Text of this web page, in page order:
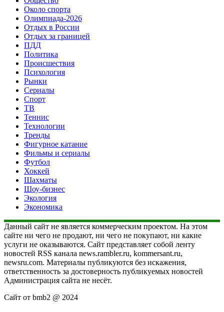
Около спорта
Олимпиада-2026
Отдых в России
Отдых за границей
ПДД
Политика
Происшествия
Психология
Рынки
Сериалы
Спорт
ТВ
Теннис
Технологии
Тренды
Фигурное катание
Фильмы и сериалы
Футбол
Хоккей
Шахматы
Шоу-бизнес
Экология
Экономика
Данный сайт не является коммерческим проектом. На этом
сайте ни чего не продают, ни чего не покупают, ни какие
услуги не оказываются. Сайт представляет собой ленту
новостей RSS канала news.rambler.ru, kommersant.ru,
newsru.com. Материалы публикуются без искажения,
ответственность за достоверность публикуемых новостей
Администрация сайта не несёт.
Сайт от bmb2 @ 2024